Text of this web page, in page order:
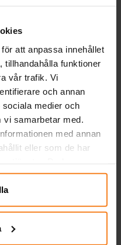
att anpassa innehållet
tillhandahålla funktioner
vår trafik. Vi
och annan
medier och
samarbetar med.
med annan
eller som de har